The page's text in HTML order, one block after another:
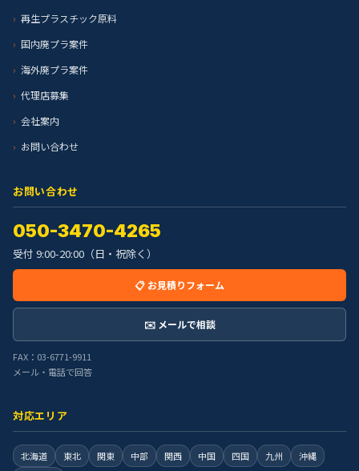
再生プラスチック原料
国内廃プラ案件
海外廃プラ案件
代理店募集
会社案内
お問い合わせ
お問い合わせ
050-3470-4265
受付 9:00-20:00（日・祝除く）
📋 お見積りフォーム
✉️ メールで相談
FAX：03-6771-9911
メール・電話で回答
対応エリア
北海道 東北 関東 中部 関西 中国 四国 九州
沖縄